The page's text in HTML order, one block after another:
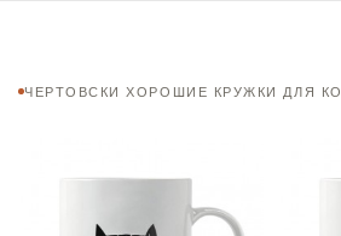
ЧЕРТОВСКИ ХОРОШИЕ КРУЖКИ ДЛЯ